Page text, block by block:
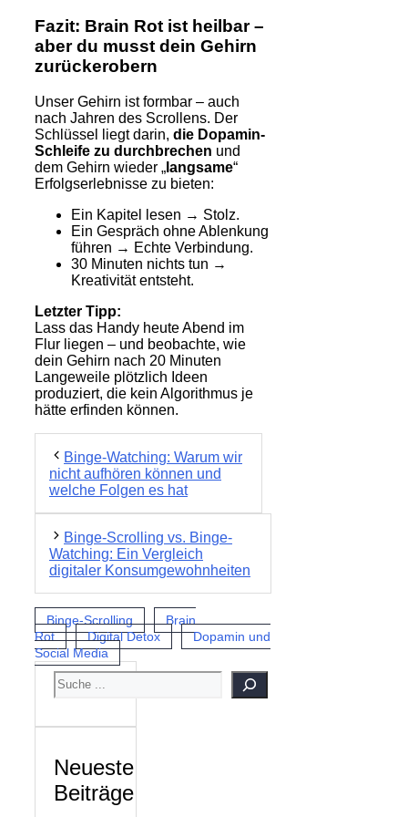
Fazit: Brain Rot ist heilbar –
aber du musst dein Gehirn
zurückerobern
Unser Gehirn ist formbar – auch
nach Jahren des Scrollens. Der
Schlüssel liegt darin, die Dopamin-
Schleife zu durchbrechen und
dem Gehirn wieder „ langsame“
Erfolgserlebnisse zu bieten:
Ein Kapitel lesen → Stolz.
Ein Gespräch ohne Ablenkung
führen → Echte Verbindung.
30 Minuten nichts tun →
Kreativität entsteht.
Letzter Tipp:
Lass das Handy heute Abend im
Flur liegen – und beobachte, wie
dein Gehirn nach 20 Minuten
Langeweile plötzlich Ideen
produziert, die kein Algorithmus je
hätte erfinden können.
Binge-Watching: Warum wir
nicht aufhören können und
welche Folgen es hat
Binge-Scrolling vs. Binge-
Watching: Ein Vergleich
digitaler Konsumgewohnheiten
Binge-Scrolling
Brain
Rot
Digital Detox
Dopamin und
Social Media
SUCHEN
Neueste
Beiträge